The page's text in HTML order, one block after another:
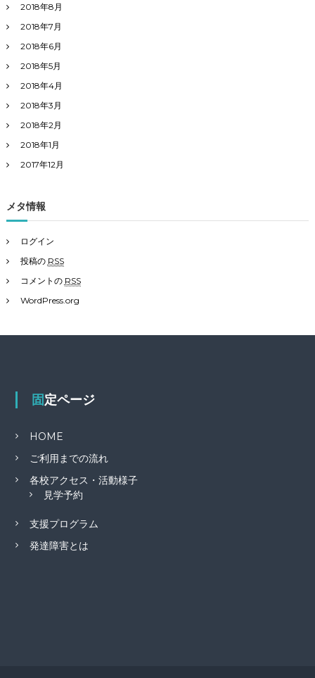
2018年8月
2018年7月
2018年6月
2018年5月
2018年4月
2018年3月
2018年2月
2018年1月
2017年12月
メタ情報
ログイン
投稿の RSS
コメントの RSS
WordPress.org
固定ページ
HOME
ご利用までの流れ
各校アクセス・活動様子
見学予約
支援プログラム
発達障害とは